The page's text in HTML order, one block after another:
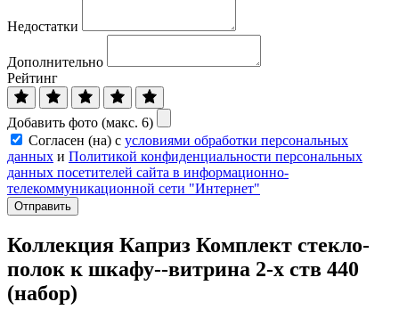
Недостатки
Дополнительно
Рейтинг
Добавить фото (макс. 6)
Согласен (на) с условиями обработки персональных
данных и Политикой конфиденциальности персональных
данных посетителей сайта в информационно-
телекоммуникационной сети "Интернет"
Отправить
Коллекция Каприз Комплект стекло-
полок к шкафу--витрина 2-х ств 440
(набор)